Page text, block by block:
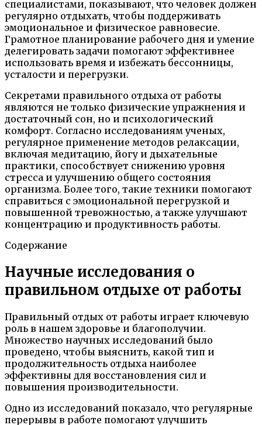
специалистами, показывают, что человек должен
регулярно отдыхать, чтобы поддерживать
эмоциональное и физическое равновесие.
Грамотное планирование рабочего дня и умение
делегировать задачи помогают эффективнее
использовать время и избежать бессонницы,
усталости и перегрузки.
Секретами правильного отдыха от работы
являются не только физические упражнения и
достаточный сон, но и психологический
комфорт. Согласно исследованиям ученых,
регулярное применение методов релаксации,
включая медитацию, йогу и дыхательные
практики, способствует снижению уровня
стресса и улучшению общего состояния
организма. Более того, такие техники помогают
справиться с эмоциональной перегрузкой и
повышенной тревожностью, а также улучшают
концентрацию и продуктивность работы.
Содержание
Научные исследования о
правильном отдыхе от работы
Правильный отдых от работы играет ключевую
роль в нашем здоровье и благополучии.
Множество научных исследований было
проведено, чтобы выяснить, какой тип и
продолжительность отдыха наиболее
эффективны для восстановления сил и
повышения производительности.
Одно из исследований показало, что регулярные
перерывы в работе помогают улучшить